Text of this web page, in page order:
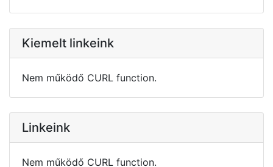
Kiemelt linkeink
Nem működő CURL function.
Linkeink
Nem működő CURL function.